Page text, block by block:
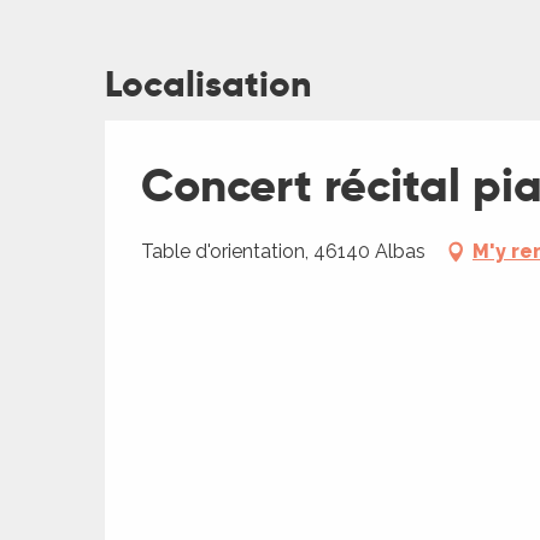
Localisation
Concert récital
Table d'orientation, 46140 Albas M'y